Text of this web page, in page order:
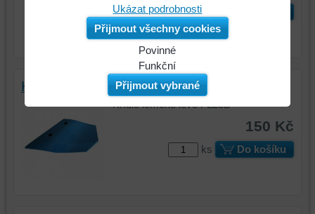
ks
Křídlo LEMKEN L 337 4429
Křídlo lomené levé FL23D
150 Kč
ks Do košíku
Ukázat podrobnosti
Přijmout všechny cookies
Povinné
data
na
Funkční
vašem
Přijmout vybrané